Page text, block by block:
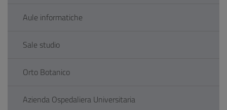
Aule informatiche
Sale studio
Orto Botanico
Azienda Ospedaliera Universitaria